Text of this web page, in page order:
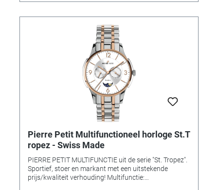
Pierre Petit Multifunctioneel horloge St.T
ropez - Swiss Made
PIERRE PETIT MULTIFUNCTIE uit de serie "St. Tropez".
Sportief, stoer en markant met een uitstekende
prijs/kwaliteit verhouding! Multifunctie: